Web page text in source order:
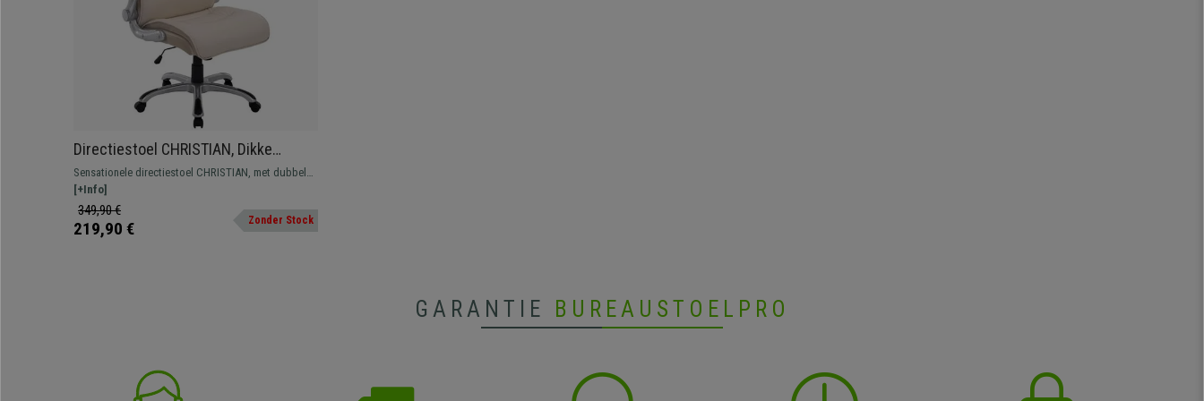
Directiestoel CHRISTIAN, Dikke
Vulling, Kantelmechanisme, Dagelijks
Gebruik 8H, In Beige Leder
Sensationele directiestoel CHRISTIAN, met dubbele
vulling en bekleed met onderhoudsvriendelijk leder.
[+Info]
349,90 €
219,90 € Zonder Stock
GARANTIE BUREAUSTOELPRO